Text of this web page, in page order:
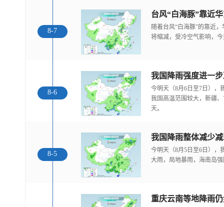
8-7
随着台风“白海豚”的靠近
将缩减，受冷空气影响，
8-6
今明天（8月6日至7日），
我国高温范围较大，新疆
天。
8-5
我国降雨整体减少
今明天（8月5日至6日），
大雨，局地暴雨，海南岛
重庆云南等地降雨